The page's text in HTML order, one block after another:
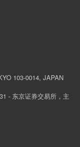
103-0014, JAPAN
- 东京证券交易所，主